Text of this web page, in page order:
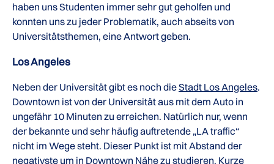
haben uns Studenten immer sehr gut geholfen und
konnten uns zu jeder Problematik, auch abseits von
Universitätsthemen, eine Antwort geben.
Los Angeles
Neben der Universität gibt es noch dieStadt Los Angeles.
Downtown ist von der Universität aus mit dem Auto in
ungefähr 10 Minuten zu erreichen. Natürlich nur, wenn
der bekannte und sehr häufig auftretende „LA traffic“
nicht im Wege steht. Dieser Punkt ist mit Abstand der
negativste um in Downtown Nähe zu studieren. Kurze